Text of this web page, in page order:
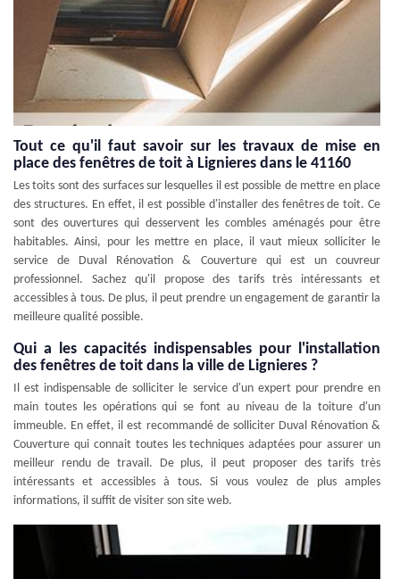
Tout ce qu'il faut savoir sur les travaux de mise en
place des fenêtres de toit à Lignieres dans le 41160
Les toits sont des surfaces sur lesquelles il est possible de mettre en place
des structures. En effet, il est possible d'installer des fenêtres de toit. Ce
sont des ouvertures qui desservent les combles aménagés pour être
habitables. Ainsi, pour les mettre en place, il vaut mieux solliciter le
service de Duval Rénovation & Couverture qui est un couvreur
professionnel. Sachez qu'il propose des tarifs très intéressants et
accessibles à tous. De plus, il peut prendre un engagement de garantir la
meilleure qualité possible.
Qui a les capacités indispensables pour l'installation
des fenêtres de toit dans la ville de Lignieres ?
Il est indispensable de solliciter le service d'un expert pour prendre en
main toutes les opérations qui se font au niveau de la toiture d'un
immeuble. En effet, il est recommandé de solliciter Duval Rénovation &
Couverture qui connait toutes les techniques adaptées pour assurer un
meilleur rendu de travail. De plus, il peut proposer des tarifs très
intéressants et accessibles à tous. Si vous voulez de plus amples
informations, il suffit de visiter son site web.